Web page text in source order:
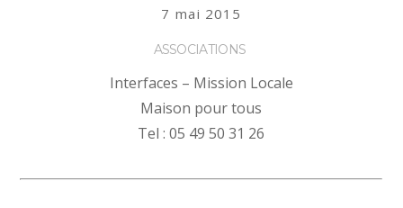
7 mai 2015
ASSOCIATIONS
Interfaces – Mission Locale
Maison pour tous
Tel : 05 49 50 31 26